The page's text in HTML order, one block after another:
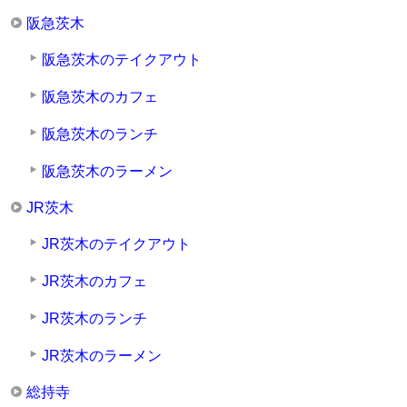
阪急茨木
阪急茨木のテイクアウト
阪急茨木のカフェ
阪急茨木のランチ
阪急茨木のラーメン
JR茨木
JR茨木のテイクアウト
JR茨木のカフェ
JR茨木のランチ
JR茨木のラーメン
総持寺